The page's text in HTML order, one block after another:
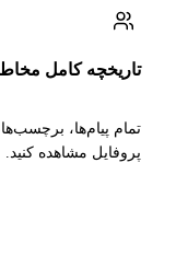
تاریخچه کامل
تمام پیام‌ها،
پروفایل مشاهده کنید.